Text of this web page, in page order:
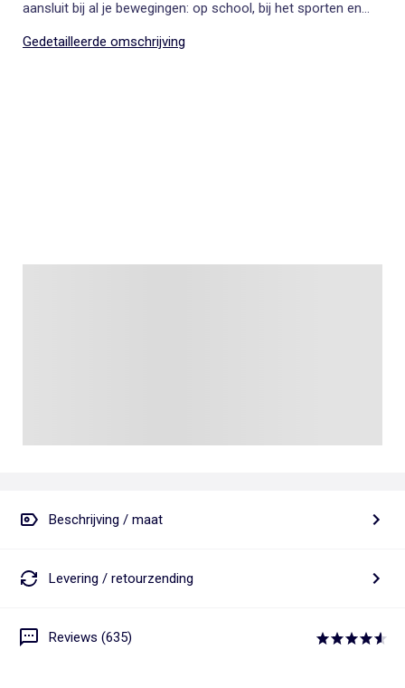
aansluit bij al je bewegingen: op school, bij het sporten en
Gedetailleerde omschrijving
Beschrijving / maat
Levering / retourzending
Reviews (635)